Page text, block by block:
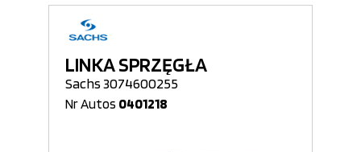
LINKA SPRZĘGŁA
Sachs 3074600255
Nr Autos 0401218